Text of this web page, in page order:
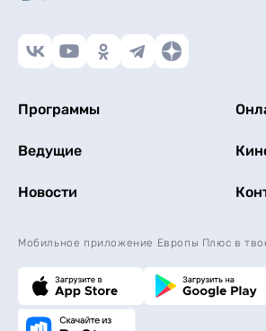
Программы
Ведущие
Новости
Мобильное приложение Европы Плюс в